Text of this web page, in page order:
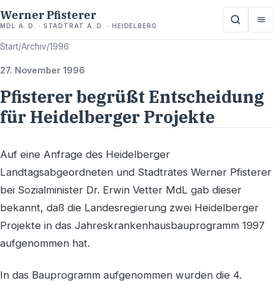
Werner Pfisterer
MDL A. D. · STADTRAT A. D. · HEIDELBERG
Start/Archiv/1996
27. November 1996
Pfisterer begrüßt Entscheidung
für Heidelberger Projekte
Auf eine Anfrage des Heidelberger
Landtagsabgeordneten und Stadtrates Werner Pfisterer
bei Sozialminister Dr. Erwin Vetter MdL gab dieser
bekannt, daß die Landesregierung zwei Heidelberger
Projekte in das Jahreskrankenhausbauprogramm 1997
aufgenommen hat.
In das Bauprogramm aufgenommen wurden die 4.